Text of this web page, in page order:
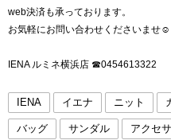
web決済も承っております。
お気軽にお問い合わせくださいませ☺︎
IENA ルミネ横浜店 ☎︎0454613322
IENA イエナ ニット
バッグ サンダル アクセ